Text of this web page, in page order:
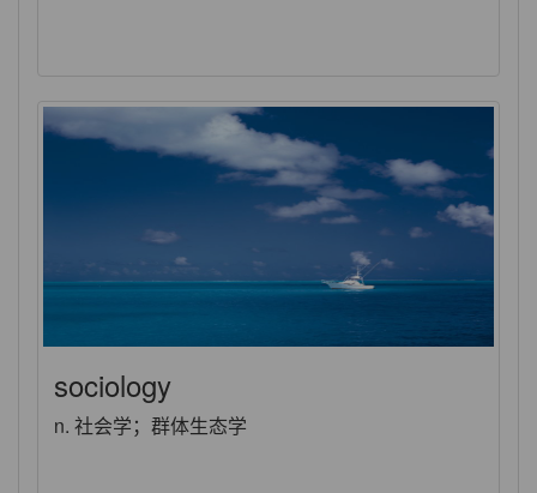
sociology
n. 社会学；群体生态学